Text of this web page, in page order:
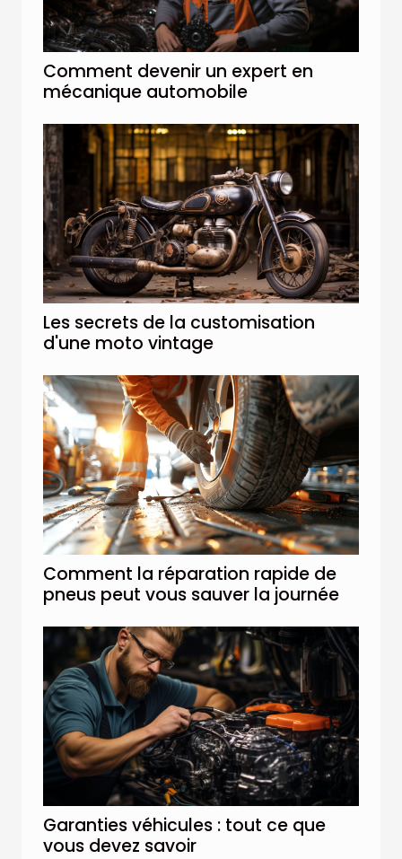
Comment devenir un expert en
mécanique automobile
Les secrets de la customisation
d'une moto vintage
Comment la réparation rapide de
pneus peut vous sauver la journée
Garanties véhicules : tout ce que
vous devez savoir